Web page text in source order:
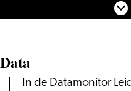
Scroll
Data
In de Datamonitor